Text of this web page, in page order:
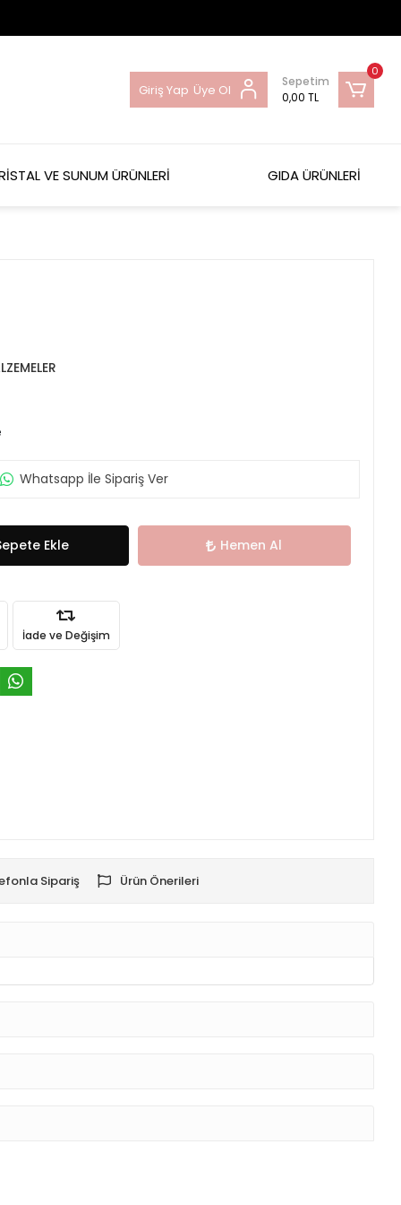
Giriş Yap Üye Ol
0
Sepetim
0,00 TL
VE SUNUM ÜRÜNLERİ GIDA ÜRÜNLERİ
Whatsapp İle Sipariş Ver
Ekle Hemen Al
İade ve Değişim
Sipariş Ürün Önerileri